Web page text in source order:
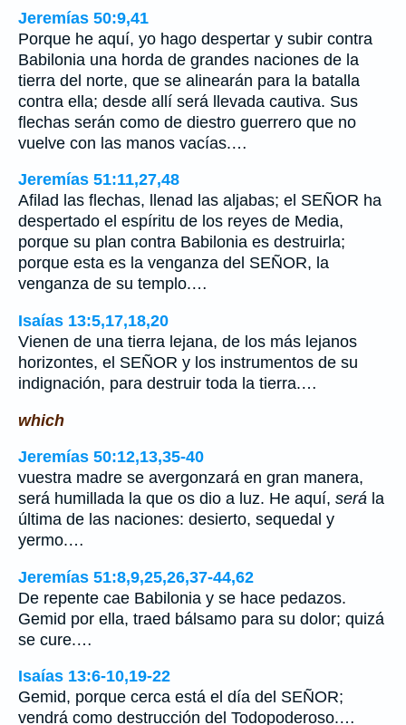
Jeremías 50:9,41
Porque he aquí, yo hago despertar y subir contra
Babilonia una horda de grandes naciones de la
tierra del norte, que se alinearán para la batalla
contra ella; desde allí será llevada cautiva. Sus
flechas serán como de diestro guerrero que no
vuelve con las manos vacías.…
Jeremías 51:11,27,48
Afilad las flechas, llenad las aljabas; el SEÑOR ha
despertado el espíritu de los reyes de Media,
porque su plan contra Babilonia es destruirla;
porque esta es la venganza del SEÑOR, la
venganza de su templo.…
Isaías 13:5,17,18,20
Vienen de una tierra lejana, de los más lejanos
horizontes, el SEÑOR y los instrumentos de su
indignación, para destruir toda la tierra.…
which
Jeremías 50:12,13,35-40
vuestra madre se avergonzará en gran manera,
será humillada la que os dio a luz. He aquí, será la
última de las naciones: desierto, sequedal y
yermo.…
Jeremías 51:8,9,25,26,37-44,62
De repente cae Babilonia y se hace pedazos.
Gemid por ella, traed bálsamo para su dolor; quizá
se cure.…
Isaías 13:6-10,19-22
Gemid, porque cerca está el día del SEÑOR;
vendrá como destrucción del Todopoderoso.…